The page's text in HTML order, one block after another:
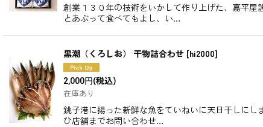
創業１３０年の技術をいかして作り上げた、嘉平
とあぶって食べてもよし、い…
黒潮（くろしお） 干物詰合わせ [hi2000]
2,000円(税込)
在庫あり
銚子港に揚った新鮮な魚をていねいに天日干しに
ひ店舗までお問い合わせ…